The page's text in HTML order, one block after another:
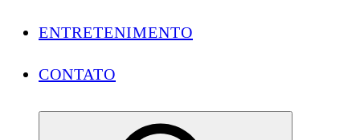
ENTRETENIMENTO
CONTATO